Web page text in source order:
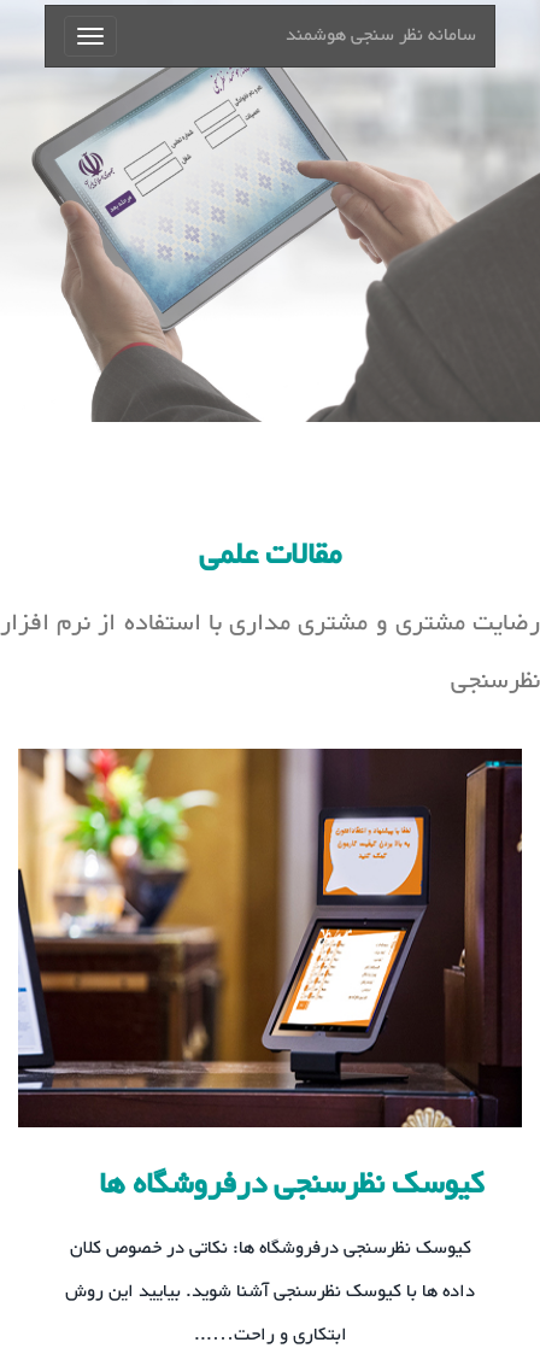
Toggle
navigation
سامانه نظر سنجی هوشمند
مقالات علمی
رضایت مشتری و مشتری مداری با استفاده از نرم افزار
نظرسنجی
کیوسک نظرسنجی درفروشگاه ها
کیوسک نظرسنجی درفروشگاه ها: نکاتی در خصوص کلان
داده ها با کیوسک نظرسنجی آشنا شوید. بیایید این روش
ابتکاری و راحت…...